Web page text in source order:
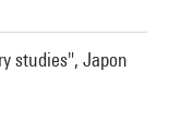
studies", Japon